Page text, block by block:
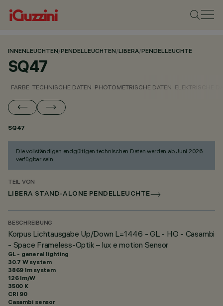
INNENLEUCHTEN/PENDELLEUCHTEN/LIBERA/PENDELLEUCHTE
SQ47
FARBE TECHNISCHE DATEN PHOTOMETRISCHE DATEN ELEKTRISCHE
SQ47
Die vollständigen endgültigen technischen Daten werden ab Juni 2026
verfügbar sein.
TEIL VON
LIBERA STAND-ALONE PENDELLEUCHTE
BESCHREIBUNG
Korpus Lichtausgabe Up/Down L=1446 - GL - HO - Casambi
- Space Frameless-Optik – lux e motion Sensor
GL - general lighting
30.7 W system
3869 lm system
126 lm/W
3500 K
CRI 90
Casambi sensor